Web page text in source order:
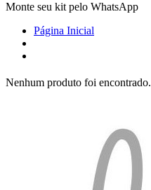
Monte seu kit pelo WhatsApp
Página Inicial
Nenhum produto foi encontrado.